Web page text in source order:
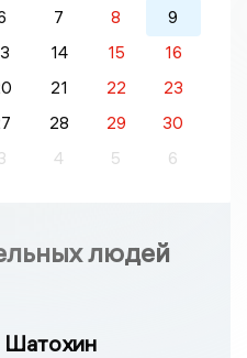
7 8
9
14 15
16
21 22
23
28 29
30
4 5 6
людей
Шатохин